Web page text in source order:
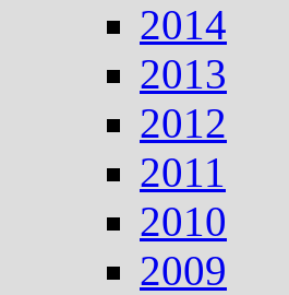
2014
2013
2012
2011
2010
2009